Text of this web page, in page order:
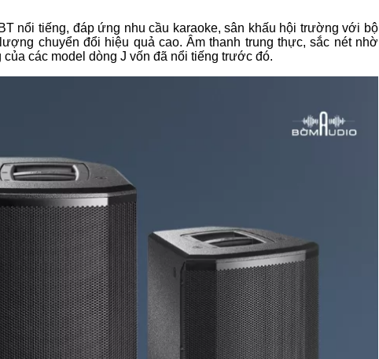
nổi tiếng, đáp ứng nhu cầu karaoke, sân khấu hội trường với bộ
chuyển đổi hiệu quả cao. Âm thanh trung thực, sắc nét nhờ
các model dòng J vốn đã nổi tiếng trước đó.